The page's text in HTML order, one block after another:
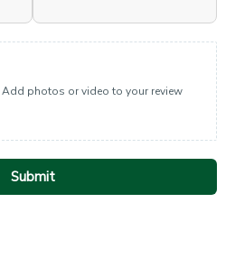
Add photos or video to your review
Submit